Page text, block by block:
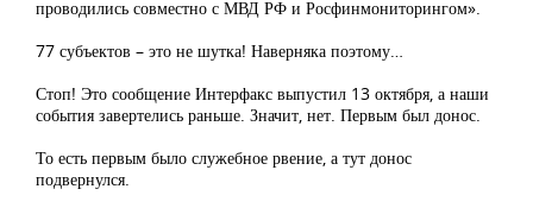
проводились совместно с МВД РФ и Росфинмониторингом».
77 субъектов – это не шутка! Наверняка поэтому…
Стоп! Это сообщение Интерфакс выпустил 13 октября, а наши
события завертелись раньше. Значит, нет. Первым был донос.
То есть первым было служебное рвение, а тут донос
подвернулся.